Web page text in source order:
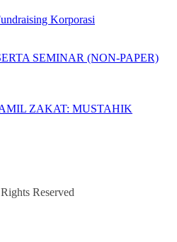
Korporasi
SEMINAR (NON-PAPER)
ZAKAT: MUSTAHIK
Reserved